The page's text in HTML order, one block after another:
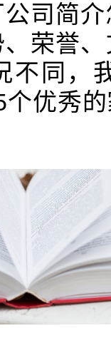
公司简
荣誉
不同，
优秀